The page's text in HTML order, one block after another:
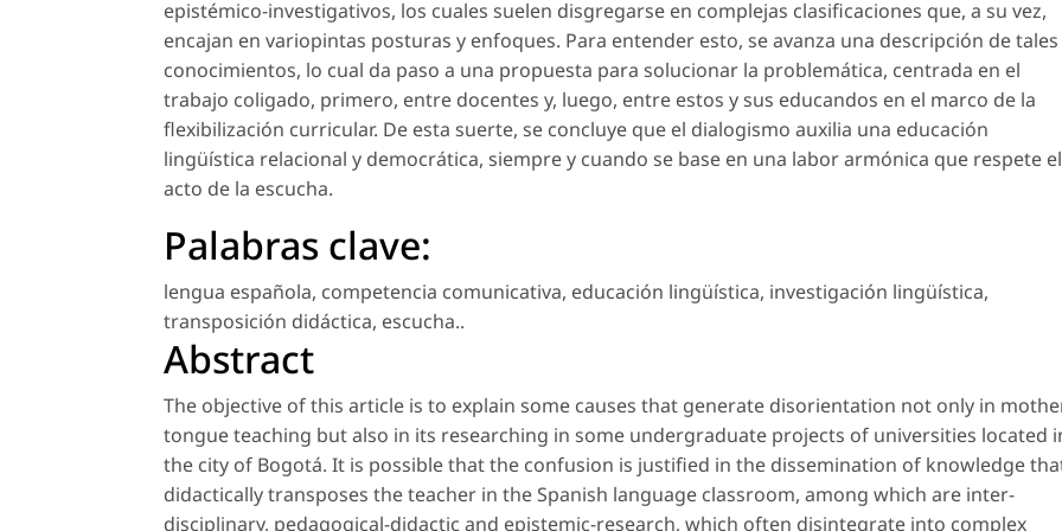
epistémico-investigativos, los cuales suelen disgregarse en complejas clasificaciones que, a su vez,
encajan en variopintas posturas y enfoques. Para entender esto, se avanza una descripción de tales
conocimientos, lo cual da paso a una propuesta para solucionar la problemática, centrada en el
trabajo coligado, primero, entre docentes y, luego, entre estos y sus educandos en el marco de la
flexibilización curricular. De esta suerte, se concluye que el dialogismo auxilia una educación
lingüística relacional y democrática, siempre y cuando se base en una labor armónica que respete el
acto de la escucha.
Palabras clave:
lengua española, competencia comunicativa, educación lingüística, investigación lingüística,
transposición didáctica, escucha..
Abstract
The objective of this article is to explain some causes that generate disorientation not only in
tongue teaching but also in its researching in some undergraduate projects of universities located
the city of Bogotá. It is possible that the confusion is justified in the dissemination of knowledge
didactically transposes the teacher in the Spanish language classroom, among which are inter-
disciplinary, pedagogical-didactic and epistemic-research, which often disintegrate into complex